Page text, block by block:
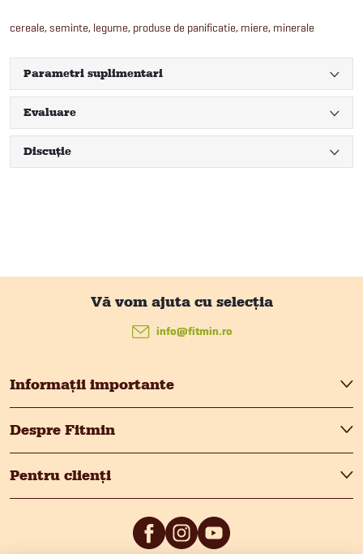
cereale, seminte, legume, produse de panificatie, miere, minerale
Parametri suplimentari
Evaluare
Discuţie
b
s
o
Informații importante
Despre Fitmin
Pentru clienți
info@fitmin.ro